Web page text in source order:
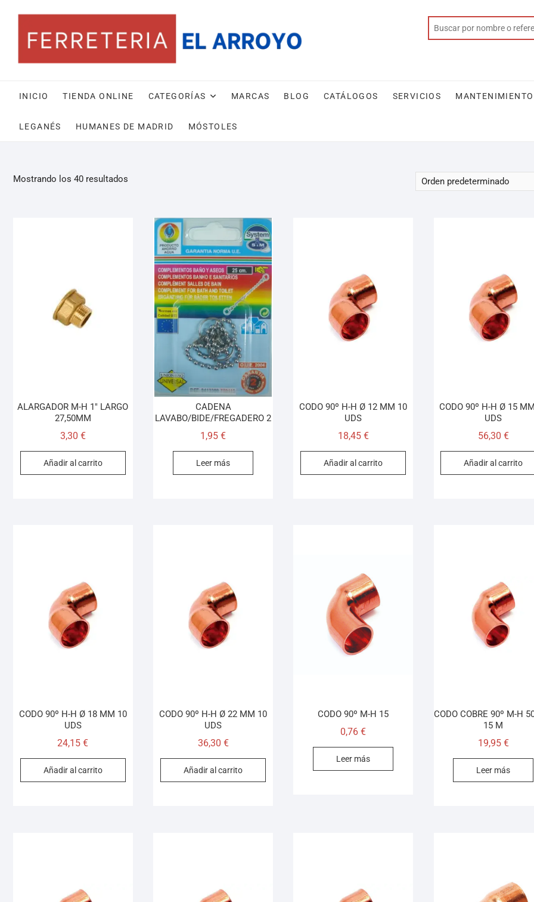
INICIO TIENDA ONLINE CATEGORÍAS MARCAS BLOG CATÁLOGOS SERVICIOS
LEGANÉS HUMANES DE MADRID MÓSTOLES
Mostrando los 40 resultados
ALARGADOR M-H 1″ LARGO
27,50MM
3,30 €
Añadir al carrito
CADENA
LAVABO/BIDE/FREGADERO 2
1,95€
Leer más
CODO 90º H-H Ø 12 MM 10
UDS
18,45 €
Añadir al carrito
CODO 90º H-H Ø 15
UDS
56,30 €
Añadir al carrito
CODO 90º H-H Ø 18 MM 10
UDS
24,15€
Añadir al carrito
CODO 90º H-H Ø 22 MM 10
UDS
36,30 €
Añadir al carrito
CODO 90º M-H 15
0,76€
Leer más
CODO COBRE 90º M-H
15 M
19,95 €
Leer más